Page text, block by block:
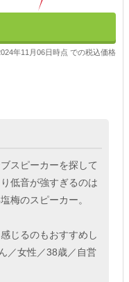
年11月06日時点 での税込価格
スピーカーを探して
低音が強すぎるのは
梅のスピーカー。
じるのもおすすめし
／女性／38歳／自営